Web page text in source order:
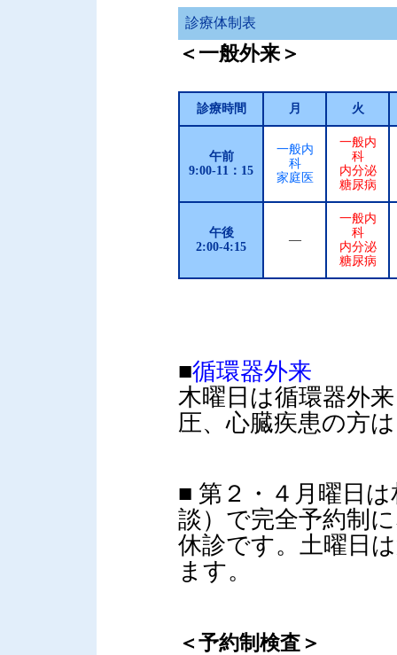
診療体制表
＜一般外来＞
診療時間 月 火
午前
9:00-11：15
一般内
科
家庭医
一般内
科
内分泌
糖尿病
午後
2:00-4:15
―
一般内
科
内分泌
糖尿病
■循環器外来
木曜日は循環器外
圧、心臓疾患の方
■ 第２・４月曜日
談）で完全予約制
休診です。土曜日
ます。
＜予約制検査＞